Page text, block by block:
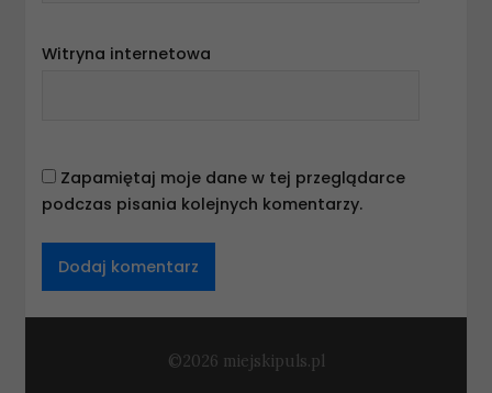
Witryna internetowa
Zapamiętaj moje dane w tej przeglądarce
podczas pisania kolejnych komentarzy.
©2026 miejskipuls.pl